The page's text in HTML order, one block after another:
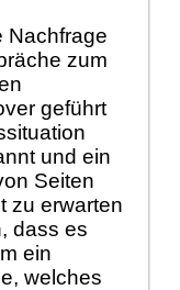
Nachfrage
zum
geführt
und ein
Seiten
zu erwarten
dass es
ein
welches